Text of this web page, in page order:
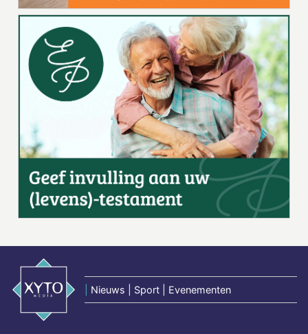
Nieuws | Sport | Evenementen